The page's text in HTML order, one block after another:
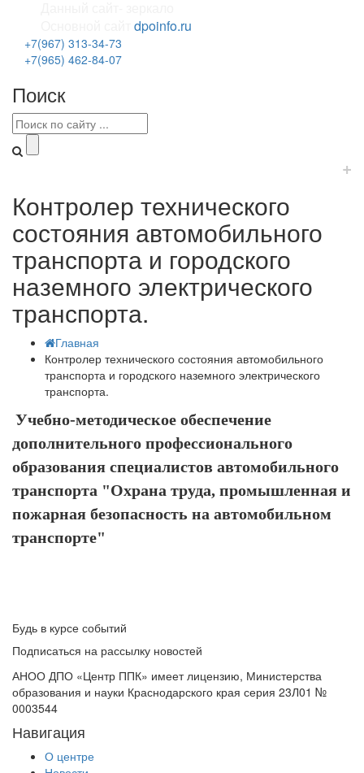
dpoinfo.ru
+7(967) 313-34-73
+7(965) 462-84-07
Поиск
+
Контролер технического
состояния автомобильного
транспорта и городского
наземного электрического
транспорта.
Главная
Контролер технического состояния автомобильного
транспорта и городского наземного электрического
транспорта.
Учебно-методическое обеспечение
дополнительного профессионального
образования специалистов автомобильного
транспорта "Охрана труда, промышленная и
пожарная безопасность на автомобильном
транспорте"
Будь в курсе событий
Подписаться на рассылку новостей
АНОО ДПО «Центр ППК» имеет лицензию, Министерства
образования и науки Краснодарского края серия 23Л01 №
0003544
Навигация
О центре